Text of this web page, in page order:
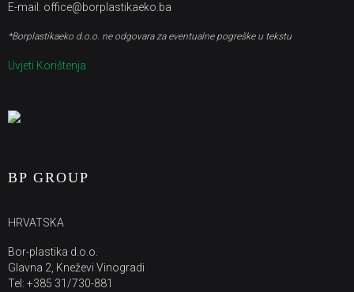
E-mail: office@borplastikaeko.ba
*Borplastikaeko d.o.o. ne odgovara za eventualne pogreške u tekstu
Uvjeti Korištenja
BP GROUP
HRVATSKA
Bor-plastika d.o.o.
Glavna 2, Kneževi Vinogradi
Tel: +385 31/730-881